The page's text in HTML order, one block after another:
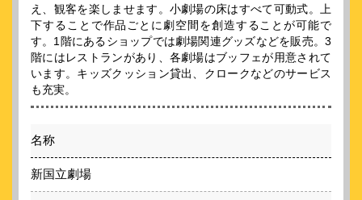
え、観客を楽しませます。小劇場の床はすべて可動式。上
下することで作品ごとに劇空間を創造することが可能で
す。1階にあるショップでは劇場関連グッズなどを販売。3
階にはレストランがあり、各劇場はブッフェが用意されて
います。キッズクッション貸出、クロークなどのサービス
も充実。
名称
新国立劇場